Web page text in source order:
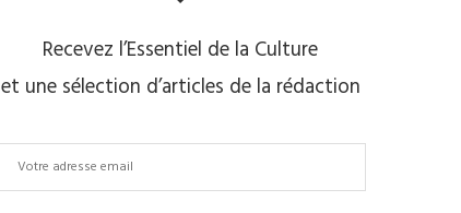
Recevez l’Essentiel de la Culture
et une sélection d’articles de la rédaction